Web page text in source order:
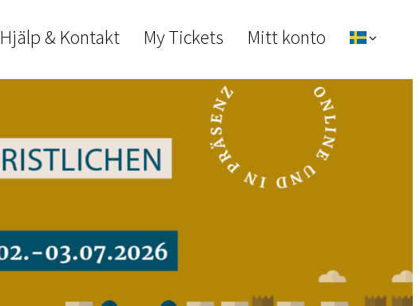
Hjälp & Kontakt My Tickets Mitt konto